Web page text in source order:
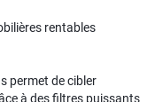
rentables
permet de cibler
à des filtres puissants